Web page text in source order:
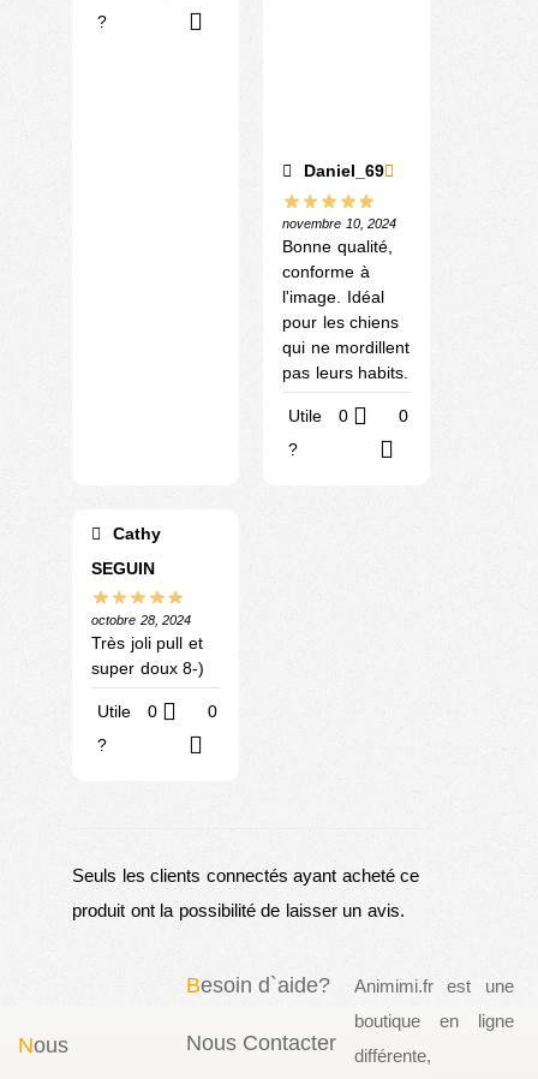
?
Daniel_69
novembre 10, 2024
Bonne qualité,
conforme à
l'image. Idéal
pour les chiens
qui ne mordillent
pas leurs habits.
Utile
?
0 0
Cathy
SEGUIN
octobre 28, 2024
Très joli pull et
super doux 8-)
Utile
?
0 0
Seuls les clients connectés ayant acheté ce
produit ont la possibilité de laisser un avis.
Nous
Besoin d`aide?
Nous Contacter
Animimi.fr est une
boutique en ligne
différente,